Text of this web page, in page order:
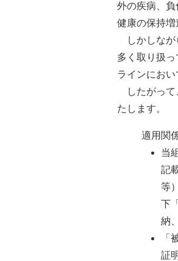
外の疾病、
健康の保持増
しかしなが
多く取り扱
ラインにお
したがって
たします。
適用関
当
記
等
下
納
「
証